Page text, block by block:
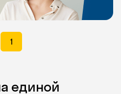
1
единой